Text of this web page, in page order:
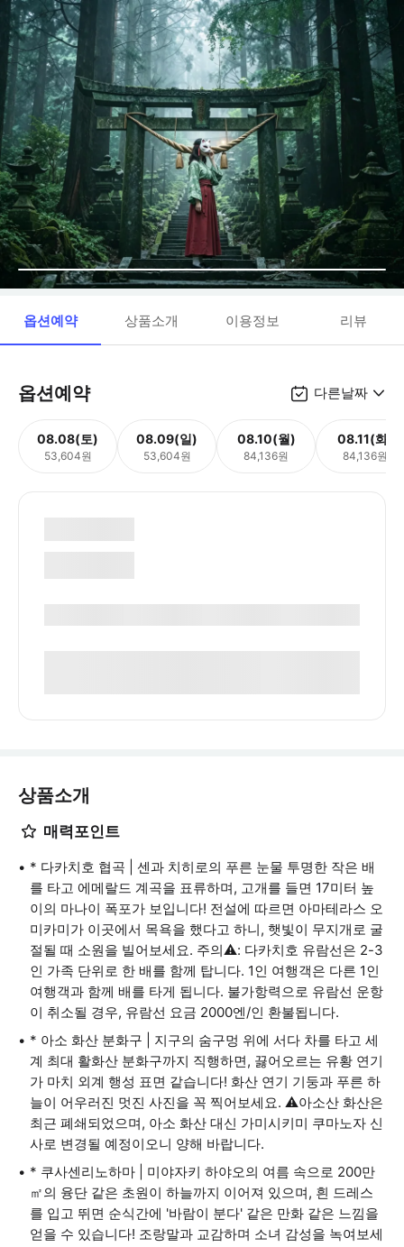
옵션예약 상품소개 이용정보 리뷰
옵션예약 다른날짜
08.08(토)
53,604원
08.09(일)
53,604원
08.10(월)
84,136원
08.11(화)
84,136원
상품소개
매력포인트
* 다카치호 협곡 | 센과 치히로의 푸른 눈물 투명한 작은 배
를 타고 에메랄드 계곡을 표류하며, 고개를 들면 17미터 높
이의 마나이 폭포가 보입니다! 전설에 따르면 아마테라스 오
미카미가 이곳에서 목욕을 했다고 하니, 햇빛이 무지개로 굴
절될 때 소원을 빌어보세요. 주의⚠️: 다카치호 유람선은 2-3
인 가족 단위로 한 배를 함께 탑니다. 1인 여행객은 다른 1인
여행객과 함께 배를 타게 됩니다. 불가항력으로 유람선 운항
이 취소될 경우, 유람선 요금 2000엔/인 환불됩니다.
* 아소 화산 분화구 | 지구의 숨구멍 위에 서다 차를 타고 세
계 최대 활화산 분화구까지 직행하면, 끓어오르는 유황 연기
가 마치 외계 행성 표면 같습니다! 화산 연기 기둥과 푸른 하
늘이 어우러진 멋진 사진을 꼭 찍어보세요. ⚠️아소산 화산은
최근 폐쇄되었으며, 아소 화산 대신 가미시키미 쿠마노자 신
사로 변경될 예정이오니 양해 바랍니다.
* 쿠사센리노하마 | 미야자키 하야오의 여름 속으로 200만
㎡의 융단 같은 초원이 하늘까지 이어져 있으며, 흰 드레스
를 입고 뛰면 순식간에 '바람이 분다' 같은 만화 같은 느낌을
얻을 수 있습니다! 조랑말과 교감하며 소녀 감성을 녹여보세